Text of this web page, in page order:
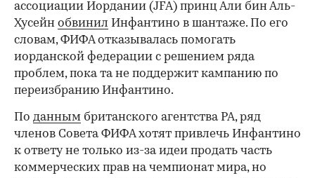
ассоциации Иордании (JFA) принц Али бин Аль-
Хусейн обвинил Инфантино в шантаже. По его
словам, ФИФА отказывалась помогать
иорданской федерации с решением ряда
проблем, пока та не поддержит кампанию по
переизбранию Инфантино.
По данным британского агентства PA, ряд
членов Совета ФИФА хотят привлечь Инфантино
к ответу не только из-за идеи продать часть
коммерческих прав на чемпионат мира, но